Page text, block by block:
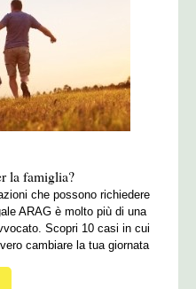
la famiglia?
che possono richiedere
ARAG è molto più di una
Scopri 10 casi in cui
cambiare la tua giornata